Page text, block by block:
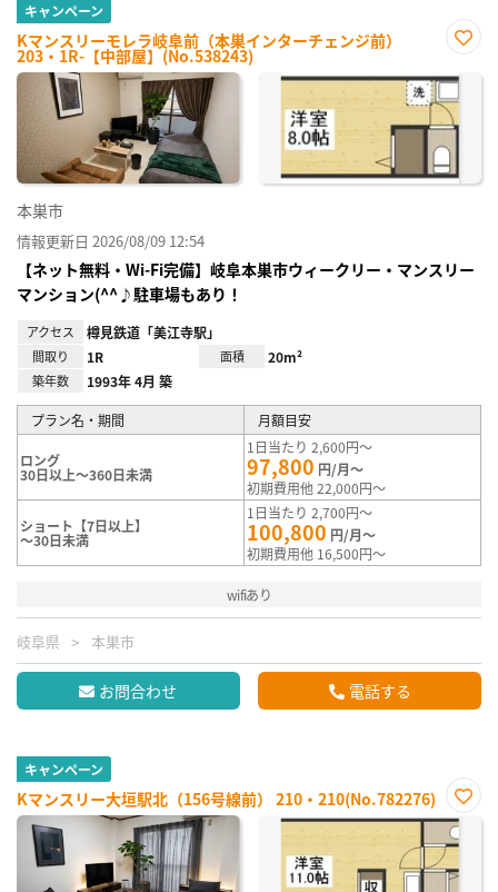
キャンペーン
Kマンスリーモレラ岐阜前（本巣インターチェンジ前）
203・1R-【中部屋】(No.538243)
に入
り登
録
本巣市
情報更新日 2026/08/09 12:54
【ネット無料・Wi-Fi完備】岐阜本巣市ウィークリー・マンスリー
マンション(^^♪駐車場もあり！
アクセス 樽見鉄道「美江寺駅」
間取り 1R 面積 20m²
築年数 1993年 4月 築
プラン名・期間 月額目安
ロング
30日以上～360日未満
1日当たり 2,600円～
97,800 円/月～
初期費用他 22,000円～
ショート【7日以上】
～30日未満
1日当たり 2,700円～
100,800 円/月～
初期費用他 16,500円～
wifiあり
岐阜県 本巣市
お問合わせ 電話する
キャンペーン
Kマンスリー大垣駅北（156号線前） 210・210(No.782276)
お気
に入
り登
録